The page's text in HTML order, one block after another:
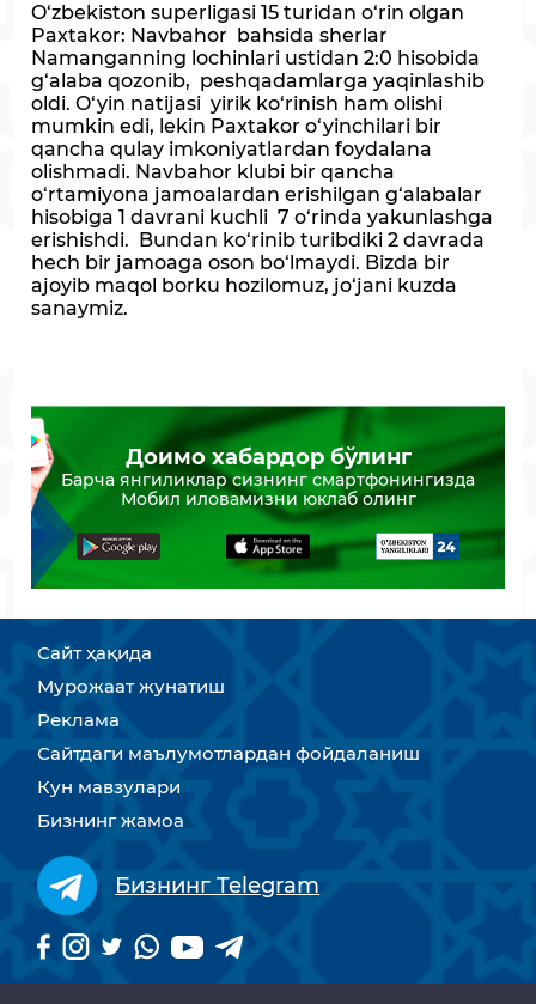
O‘zbekiston superligasi 15 turidan o‘rin olgan
Paxtakor: Navbahor bahsida sherlar
Namanganning lochinlari ustidan 2:0 hisobida
g‘alaba qozonib, peshqadamlarga yaqinlashib
oldi. O‘yin natijasi yirik ko‘rinish ham olishi
mumkin edi, lekin Paxtakor o‘yinchilari bir
qancha qulay imkoniyatlardan foydalana
olishmadi. Navbahor klubi bir qancha
o‘rtamiyona jamoalardan erishilgan g‘alabalar
hisobiga 1 davrani kuchli 7 o‘rinda yakunlashga
erishishdi. Bundan ko‘rinib turibdiki 2 davrada
hech bir jamoaga oson bo‘lmaydi. Bizda bir
ajoyib maqol borku hozilomuz, jo‘jani kuzda
sanaymiz.
Доимо хабардор бўлинг
Барча янгиликлар сизнинг смартфонингизда
Мобил иловамизни юклаб олинг
Сайт ҳақида
Мурожаат жунатиш
Реклама
Сайтдаги маълумотлардан фойдаланиш
Кун мавзулари
Бизнинг жамоа
Бизнинг Telegram